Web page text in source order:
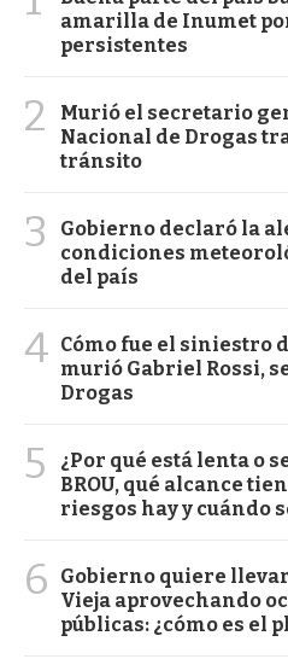
amarilla de Inumet
persistentes
2
Murió el secretario
Nacional de Drogas
tránsito
3
Gobierno declaró la
condiciones
del país
4 Cómo fue el siniestro
murió Gabriel Rossi,
Drogas
5
¿Por qué está lenta o
BROU, qué alcance
riesgos hay y cuándo
6
Gobierno quiere
Vieja aprovechando
públicas: ¿cómo es el